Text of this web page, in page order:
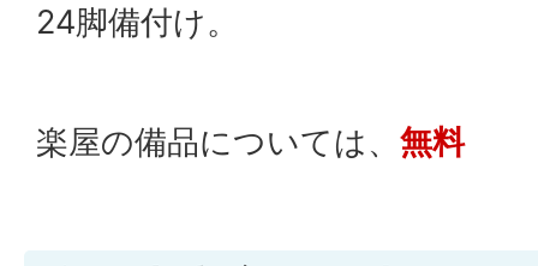
24脚備付け。
楽屋の備品については、 無料